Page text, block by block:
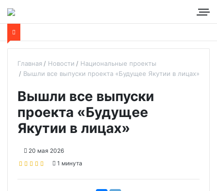
Главная Новости
Национальные проекты
Вышли все выпуски проекта «Будущее Якутии в лицах»
Вышли все выпуски
проекта «Будущее
Якутии в лицах»
20 мая 2026
1 минута